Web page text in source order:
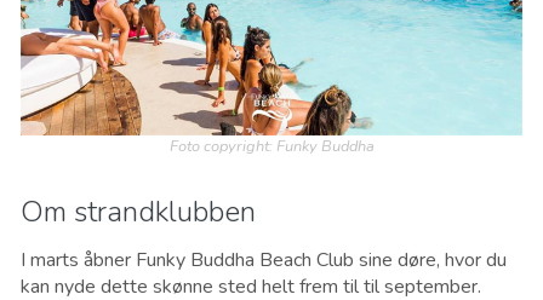
Foto copyright: Funky Buddha
Om strandklubben
I marts åbner Funky Buddha Beach Club sine døre, hvor du
kan nyde dette skønne sted helt frem til til september.